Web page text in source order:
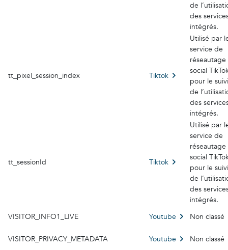
de
des
intégrés.
tt_pixel_session_index Tiktok
Utilisé par
service de
réseautage
social
pour le suivi
de
des
intégrés.
tt_sessionId Tiktok
Utilisé par
service de
réseautage
social
pour le suivi
de
des
intégrés.
VISITOR_INFO1_LIVE
Youtube Non classé
VISITOR_PRIVACY_METADATA Youtube Non classé